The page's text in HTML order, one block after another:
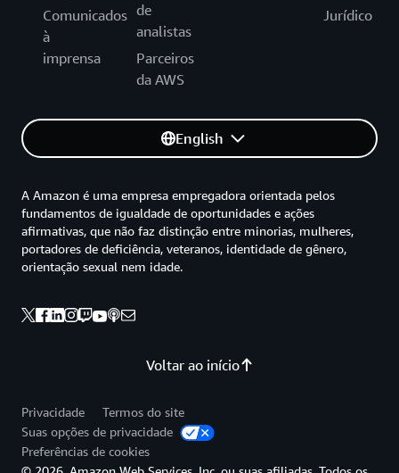
Comunicados
à
imprensa
de
analistas
Parceiros
da AWS
Jurídico
English
Voltar ao início
A Amazon é uma empresa empregadora orientada pelos
fundamentos de igualdade de oportunidades e ações
afirmativas, que não faz distinção entre minorias, mulheres,
portadores de deficiência, veteranos, identidade de gênero,
orientação sexual nem idade.
Privacidade
Termos do site
Suas opções de privacidade
Preferências de cookies